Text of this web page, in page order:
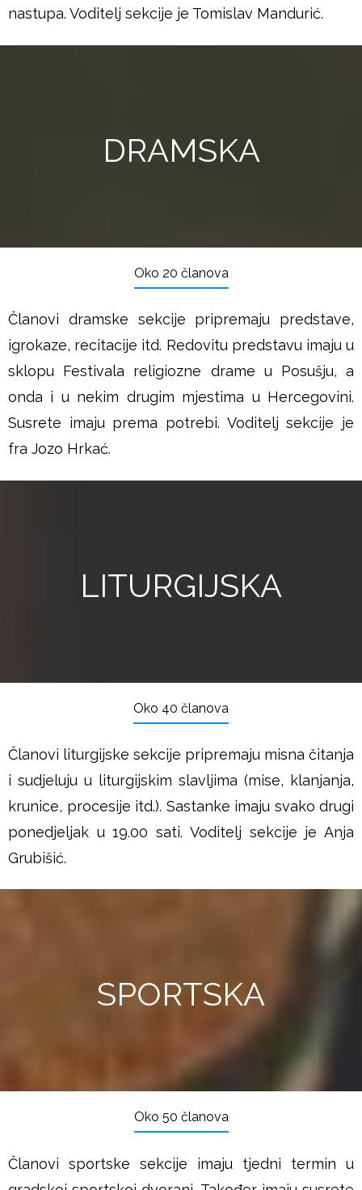
nastupa. Voditelj sekcije je Tomislav Mandurić.
DRAMSKA
Oko 20 članova
Članovi dramske sekcije pripremaju predstave,
igrokaze, recitacije itd. Redovitu predstavu imaju u
sklopu Festivala religiozne drame u Posušju, a
onda i u nekim drugim mjestima u Hercegovini.
Susrete imaju prema potrebi. Voditelj sekcije je
fra Jozo Hrkać.
LITURGIJSKA
Oko 40 članova
Članovi liturgijske sekcije pripremaju misna čitanja
i sudjeluju u liturgijskim slavljima (mise, klanjanja,
krunice, procesije itd.). Sastanke imaju svako drugi
ponedjeljak u 19.00 sati. Voditelj sekcije je Anja
Grubišić.
SPORTSKA
Oko 50 članova
Članovi sportske sekcije imaju tjedni termin u